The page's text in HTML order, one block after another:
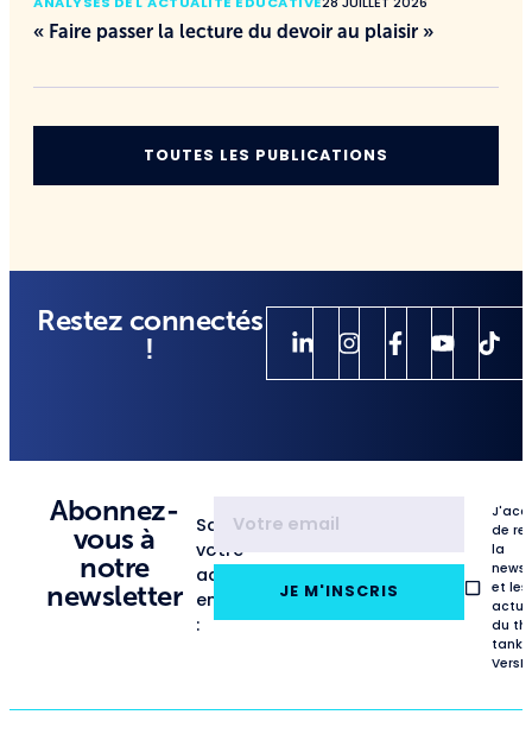
« Faire passer la lecture du devoir au plaisir »
TOUTES LES PUBLICATIONS
Restez connectés
!
Abonnez-
vous à
notre
newsletter
Saisissez
votre
adresse
email
:
JE M'INSCRIS
de
la
et les
du
tank